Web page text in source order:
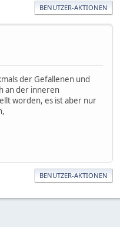
BENUTZER-AKTIONEN
der Gefallenen und
an der inneren
worden, es ist aber nur
BENUTZER-AKTIONEN